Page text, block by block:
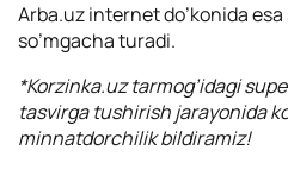
Arba.uz internet do’konida esa
so’mgacha turadi.
*Korzinka.uz tarmog’idagi
tasvirga tushirish jarayonida
minnatdorchilik bildiramiz!